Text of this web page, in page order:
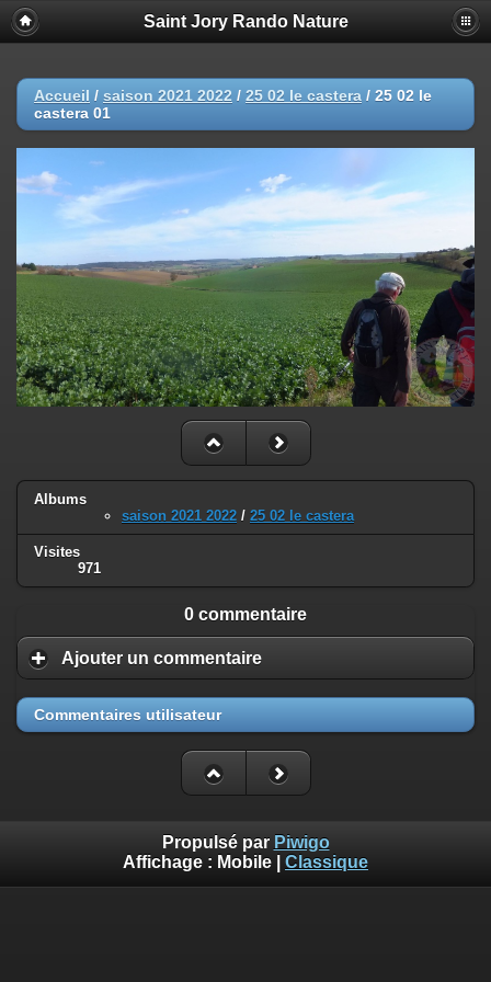
Saint Jory Rando Nature
Accueil / saison 2021 2022 / 25 02 le castera / 25 02 le
castera 01
Albums
saison 2021 2022 / 25 02 le castera
Visites
971
0 commentaire
Ajouter un commentaire
Commentaires utilisateur
Propulsé par Piwigo
Affichage : Mobile Classique